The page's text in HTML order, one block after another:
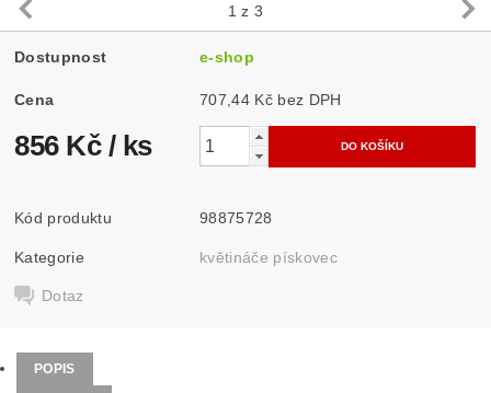
1 z 3
Dostupnost e-shop
Cena 707,44 Kč bez DPH
856 Kč / ks
Kód produktu 98875728
Kategorie květináče pískovec
Dotaz
POPIS